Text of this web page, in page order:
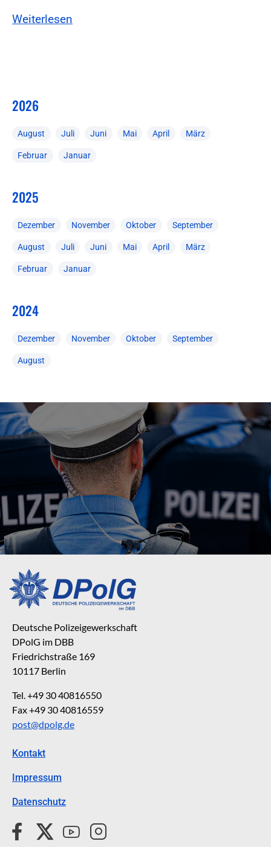
Weiterlesen
2026
August Juli Juni Mai April März
Februar Januar
2025
Dezember November Oktober September
August Juli Juni Mai April März
Februar Januar
2024
Dezember November Oktober September
August
Deutsche Polizeigewerkschaft
DPolG im DBB
Friedrichstraße 169
10117 Berlin
Tel. +49 30 40816550
Fax +49 30 40816559
post@dpolg.de
Kontakt
Impressum
Datenschutz